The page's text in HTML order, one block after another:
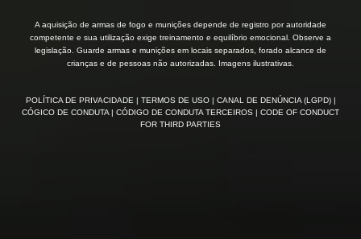
A aquisição de armas de fogo e munições depende de registro por autoridade
competente e sua utilização exige treinamento e equilíbrio emocional. Observe a
legislação. Guarde armas e munições em locais separados, forado alcance de
crianças e de pessoas não autorizadas. Imagens ilustrativas.
POLÍTICA DE PRIVACIDADE | TERMOS DE USO | CANAL DE DENÚNCIA (LGPD)
CÓGICO DE CONDUTA
| CÓDIGO DE CONDUTA TERCEIROS
| CODE OF CONDUCT
FOR THIRD PARTIES